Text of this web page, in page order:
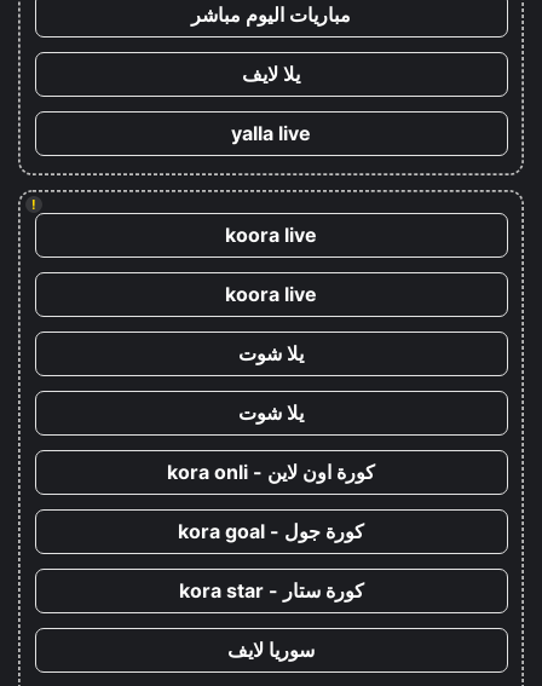
مباريات اليوم مباشر
يلا لايف
yalla live
!
koora live
koora live
يلا شوت
يلا شوت
كورة اون لاين - kora onli
كورة جول - kora goal
كورة ستار - kora star
سوريا لايف